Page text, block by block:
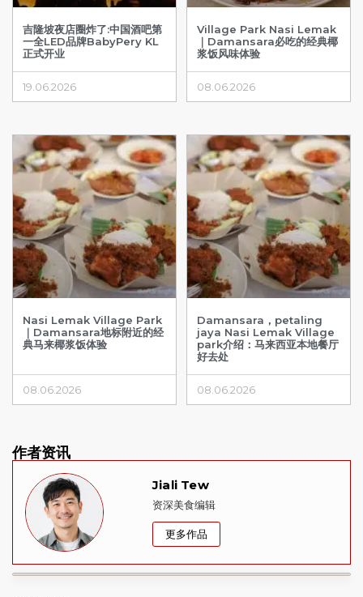
吉隆坡夜店圈炸了:中国酒吧第
一全LED品牌BabyPery KL
正式开业
19.06.2026
Village Park Nasi Lemak
｜Damansara必吃的经典椰
浆饭风味体验
08.06.2026
Nasi Lemak Village Park
｜Damansara地标附近的经
典马来椰浆饭体验
08.06.2026
Damansara，petaling
jaya Nasi Lemak Village
park介绍：马来西亚本地餐厅
好去处
08.06.2026
作者资讯
Jiali Tew
资深美食编辑
更多作品